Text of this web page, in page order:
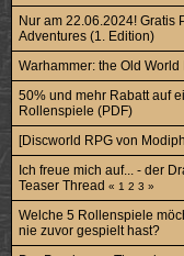
Nur am 22.06.2024! Gratis
Adventures (1. Edition)
Warhammer: the Old
50% und mehr Rabatt auf
Rollenspiele (PDF)
[Discworld RPG von
Ich freue mich auf... - der
Teaser Thread « 1 2 3 »
Welche 5 Rollenspiele
nie zuvor gespielt hast?